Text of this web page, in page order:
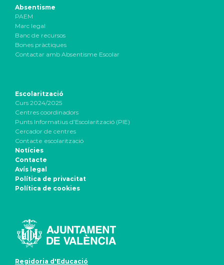
Absentisme
PAEM
Marc legal
Banc de recursos
Bones pràctiques
Contactar amb Absentisme Escolar
Escolarització
Curs 2024/2025
Centres coordinadors
Punts Informatius d’Escolarització (PIE)
Cercador de centres
Contacte escolarització
Notícies
Contacte
Avís legal
Política de privacitat
Política de cookies
Regidoria d'Educació